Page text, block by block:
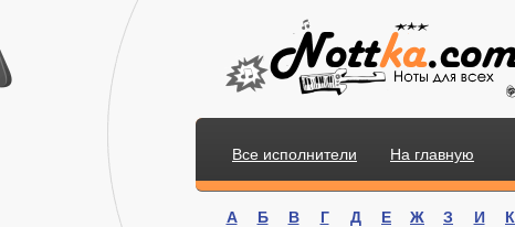
Все исполнители На главную
А Б В Г Д Е Ж З И К